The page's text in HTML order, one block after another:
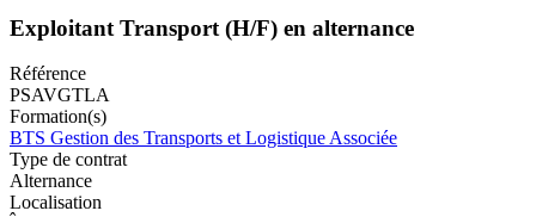
Exploitant Transport (H/F) en alternance
Référence
PSAVGTLA
Formation(s)
BTS Gestion des Transports et Logistique Associée
Type de contrat
Alternance
Localisation